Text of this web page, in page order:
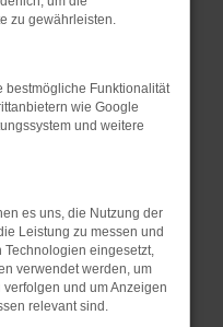
Seite in einem
vorübergehende
neuesten Stand
nur ein
kann auch dazu
nicht mehr
zu gewährleisten.
bestmögliche Funktionalität
wie Google
und weitere
es uns, die Nutzung der
Leistung zu messen und
Technologien eingesetzt,
verwendet werden, um
und um Anzeigen
relevant sind.